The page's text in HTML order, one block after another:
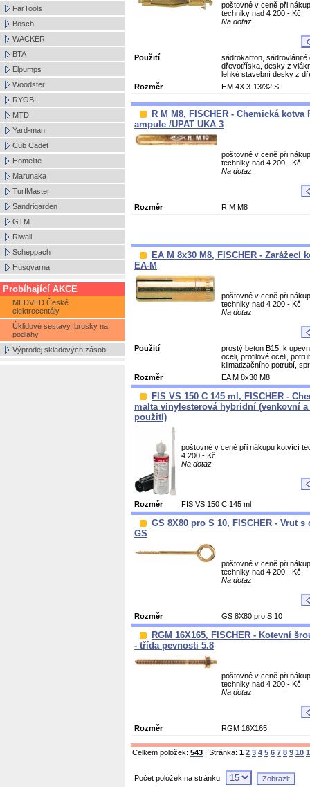
FarTools
Bosch
WACKER
BTA
Elpumps
Woodster
RYOBI
MTD
Yard-man
Cub Cadet
Homelite
Marunaka
TurfMaster
Sandrigarden
GTM
Riwall
Scheppach
Husqvarna
Probíhající AKCE
MEDVED České
elektrocentály
Úklidové sestavy, brusky na
podlahy
Výprodej skladových zásob
poštovné v ceně při
techniky nad 4 200,- Kč
Na dotaz
Použití
sádrokarton, sádrovlánité
dřevotříska, desky z
lehké stavební desky z
Rozměr
HM 4X 3-13/32 S
R M M8, FISCHER - Chemická kotva
ampule /UPAT UKA 3
poštovné v ceně při
techniky nad 4 200,- Kč
Na dotaz
Rozměr R M M8
EA M 8x30 M8, FISCHER - Zarážecí
EA-M
poštovné v ceně při
techniky nad 4 200,- Kč
Na dotaz
Použití
prostý beton B15, k
oceli, profilové oceli,
klimatizačního potrubí,
Rozměr
EA M 8x30 M8
FIS VS 150 C 145 ml, FISCHER -
malta vinylesterová hybridní (venkovní
použití)
poštovné v ceně při nákupu kotvící
4 200,- Kč
Na dotaz
Rozměr FIS VS 150 C 145 ml
GS 8X80 pro S 10, FISCHER - Vrut s
GS
poštovné v ceně při
techniky nad 4 200,- Kč
Na dotaz
Rozměr GS 8X80 pro S 10
RGM 16X165, FISCHER - Kotevní
- třída pevnosti 5.8
poštovné v ceně při
techniky nad 4 200,- Kč
Na dotaz
Rozměr RGM 16X165
Celkem položek: 543 | Stránka: 1 2 3 4 5 6 7 8 9 10
Počet položek na stránku: